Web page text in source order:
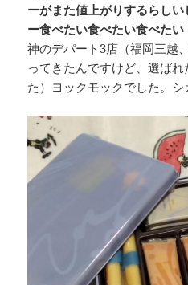
ーがまた値上がりするらし
ー食べたい食べたい食べたい
神のデパート3店（福岡三越
ってきたんですけど、選ば
た）ヨックモックでした。シ